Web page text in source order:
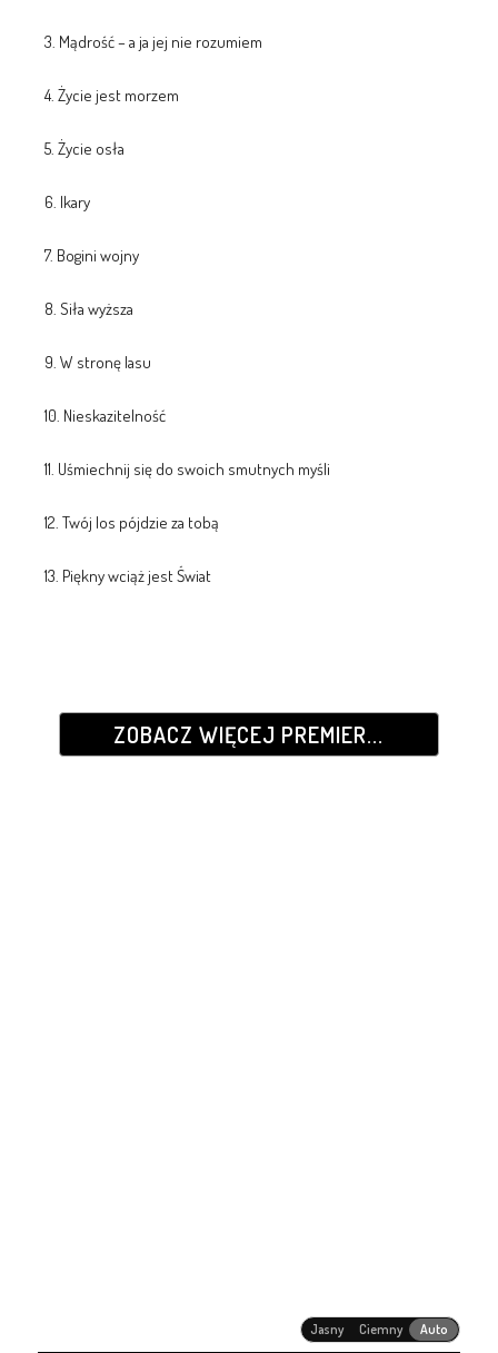
3. Mądrość – a ja jej nie rozumiem
4. Życie jest morzem
5. Życie osła
6. Ikary
7. Bogini wojny
8. Siła wyższa
9. W stronę lasu
10. Nieskazitelność
11. Uśmiechnij się do swoich smutnych myśli
12. Twój los pójdzie za tobą
13. Piękny wciąż jest Świat
ZOBACZ WIĘCEJ PREMIER...
Jasny Ciemny Auto